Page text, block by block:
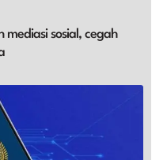
mediasi sosial, cegah